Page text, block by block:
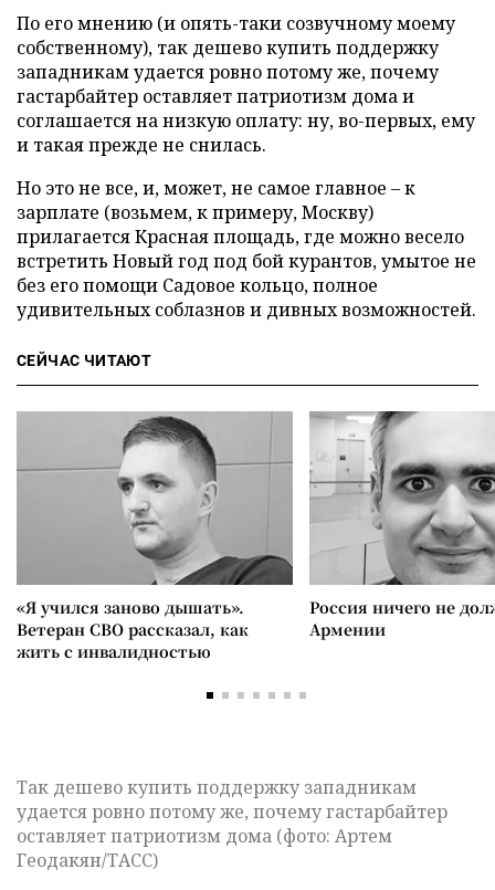
По его мнению (и опять-таки созвучному моему
собственному), так дешево купить поддержку
западникам удается ровно потому же, почему
гастарбайтер оставляет патриотизм дома и
соглашается на низкую оплату: ну, во-первых, ему
и такая прежде не снилась.
Но это не все, и, может, не самое главное – к
зарплате (возьмем, к примеру, Москву)
прилагается Красная площадь, где можно весело
встретить Новый год под бой курантов, умытое не
без его помощи Садовое кольцо, полное
удивительных соблазнов и дивных возможностей.
СЕЙЧАС ЧИТАЮТ
«Я учился заново дышать».
Ветеран СВО рассказал, как
жить с инвалидностью
Россия ничего не
Армении
Так дешево купить поддержку западникам
удается ровно потому же, почему гастарбайтер
оставляет патриотизм дома (фото: Артем
Геодакян/ТАСС)